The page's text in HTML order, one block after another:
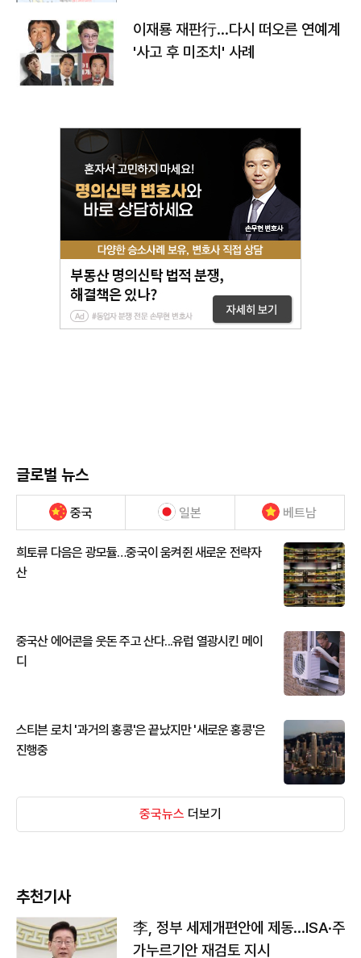
이재룡 재판行…다시 떠오른 연예계
'사고 후 미조치' 사례
글로벌 뉴스
중국 일본 베트남
희토류 다음은 광모듈…중국이 움켜쥔 새로운 전략자
산
중국산 에어콘을 웃돈 주고 산다...유럽 열광시킨 메이
디
스티븐 로치 '과거의 홍콩'은 끝났지만 '새로운 홍콩'은
진행중
중국뉴스 더보기
추천기사
李, 정부 세제개편안에 제동…ISA·주
가누르기안 재검토 지시